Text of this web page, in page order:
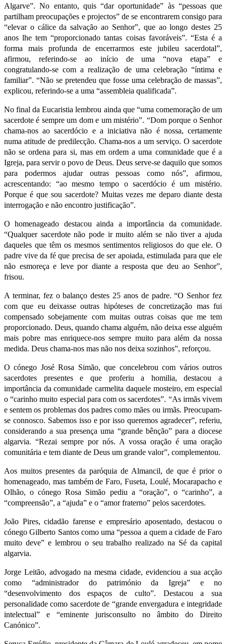
Algarve”. No entanto, quis “dar oportunidade” às “pessoas que
partilham preocupações e projectos” de se encontrarem consigo para
“elevar o cálice da salvação ao Senhor”, que ao longo destes 25
anos lhe tem “proporcionado tantas coisas favoráveis”. “Esta é a
forma mais profunda de encerrarmos este jubileu sacerdotal”,
afirmou, referindo-se ao início de uma “nova etapa” e
congratulando-se com a realização de uma celebração “íntima e
familiar”. “Não se pretendeu que fosse uma celebração de massas”,
explicou, referindo-se a uma “assembleia qualificada”.
No final da Eucaristia lembrou ainda que “uma comemoração de um
sacerdote é sempre um dom e um mistério”. “Dom porque o Senhor
chama-nos ao sacerdócio e a iniciativa não é nossa, certamente
numa atitude de predilecção. Chama-nos a um serviço. O sacerdote
não se ordena para si, mas em ordem a uma comunidade que é a
Igreja, para servir o povo de Deus. Deus serve-se daquilo que somos
para podermos ajudar outras pessoas como nós”, afirmou,
acrescentando: “ao mesmo tempo o sacerdócio é um mistério.
Porque é que sou sacerdote? Muitas vezes me deparo diante desta
interrogação e não encontro justificação”.
O homenageado destacou ainda a importância da comunidade.
“Qualquer sacerdote não pode ir muito além se não tiver a ajuda
daqueles que têm os mesmos sentimentos religiosos do que ele. O
padre vive da fé que precisa de ser apoiada, estimulada para que ele
não esmoreça e leve por diante a resposta que deu ao Senhor”,
frisou.
A terminar, fez o balanço destes 25 anos de padre. “O Senhor fez
com que eu deixasse outras hipóteses de concretização mas fui
compensado sobejamente com muitas outras coisas que me tem
proporcionado. Deus, quando chama alguém, não deixa esse alguém
mais pobre mas enriquece-nos sempre muito para além da nossa
medida. Deus chama-nos mas não nos deixa sozinhos”, reforçou.
O cónego José Rosa Simão, que concelebrou com vários outros
sacerdotes presentes e que proferiu a homilia, destacou a
importância da comunidade carmelita daquele mosteiro, em especial
o “carinho muito especial para com os sacerdotes”. “As irmãs vivem
e sentem os problemas dos padres como mães ou irmãs. Preocupam-
se connosco. Sabemos isso e por isso queremos agradecer”, referiu,
considerando a sua presença uma “grande bênção” para a diocese
algarvia. “Rezai sempre por nós. A vossa oração é uma oração
comunitária e tem diante de Deus um grande valor”, complementou.
Aos muitos presentes da paróquia de Almancil, de que é prior o
homenageado, mas também de Faro, Fuseta, Loulé, Mocarapacho e
Olhão, o cónego Rosa Simão pediu a “oração”, o “carinho”, a
“compreensão”, a “ajuda” e o “amor fraterno” pelos sacerdotes.
João Pires, cidadão farense e empresário aposentado, destacou o
cónego Gilberto Santos como uma “pessoa a quem a cidade de Faro
muito deve” e lembrou o seu trabalho realizado na Sé da capital
algarvia.
Jorge Leitão, advogado na mesma cidade, evidenciou a sua acção
como “administrador do património da Igreja” e no
“desenvolvimento dos espaços de culto”. Destacou a sua
personalidade como sacerdote de “grande envergadura e integridade
intelectual” e “eminente jurisconsulto no âmbito do Direito
Canónico”.